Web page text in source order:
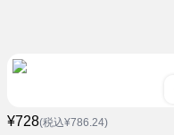
¥728(税込¥786.24)